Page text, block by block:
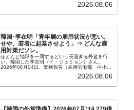
2026.08.06
韓国･李在明「青年層の雇用状況が悪い。
せや、若者に起業させよう」⇒ どんな雇
用対策だソレ。
ほとんど地球を一周するという長過ぎる外遊を行
い、帰国した李在明（イ・ジェミョン）さん。
2026年08月04日、業務報告（雇用労働部、中小ベ
ンチャー企業部、公正取引委員会）を主催。この席
上、韓国大統領に成りおおせた李在明（イ・ジェミ
2026.08.06